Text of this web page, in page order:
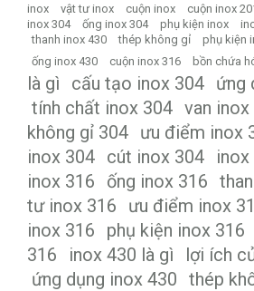
inox
vật tư inox cuộn inox cuộn inox
inox 304
ống inox 304 phụ kiện inox
thanh inox 430
thép không gỉ phụ kiện
ống inox 430
cuộn inox 316 bồn chứa
là gì
cấu tạo inox 304 ứng
tính chất inox 304 van inox
không gỉ 304 ưu điểm inox
inox 304 cút inox 304 inox
inox 316
ống inox 316
tư inox 316
ưu điểm inox
inox 316
phụ kiện inox 316
316
inox 430 là gì
lợi ích
ứng dụng inox 430 thép